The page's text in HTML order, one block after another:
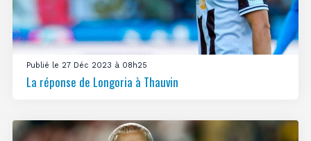
Publié le 27 Déc 2023 à 08h25
La réponse de Longoria à Thauvin